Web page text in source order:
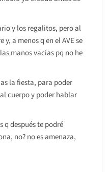
y los regalitos, pero al
a menos q en el AVE se
manos vacías pq no he
la fiesta, para poder
cuerpo y poder hablar
q después te podré
no? no es amenaza,